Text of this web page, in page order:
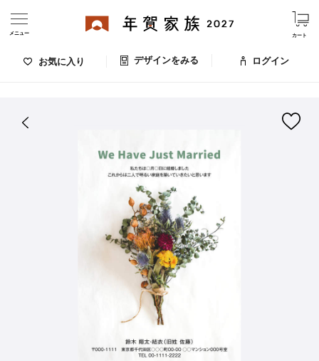
お気に入り デザインをみる
カート
ログイン
メニュー
デザインをみる
お気に入りのデザイン